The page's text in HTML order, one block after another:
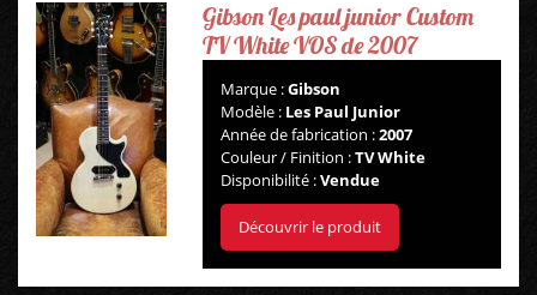
Gibson Les paul junior Custom
TV White VOS de 2007
Marque :Gibson
Modèle : Les Paul Junior
Année de fabrication :2007
Couleur / Finition :TV White
Disponibilité :Vendue
Découvrir le produit